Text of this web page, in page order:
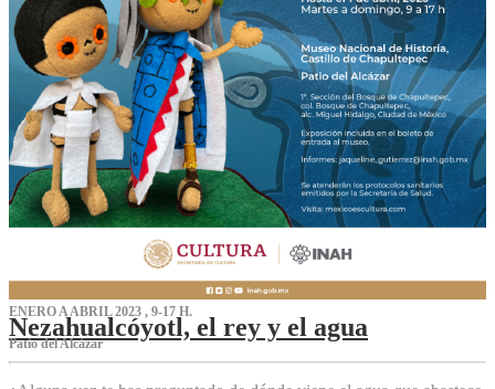
ENERO A ABRIL 2023 , 9-17 H.
Nezahualcóyotl, el rey y el agua
Patio del Alcázar